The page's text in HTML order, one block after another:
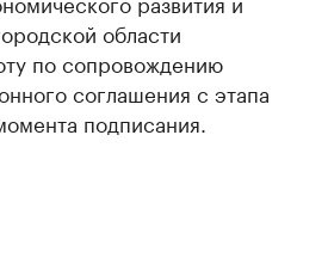
области
по сопровождению
соглашения с этапа
подписания.